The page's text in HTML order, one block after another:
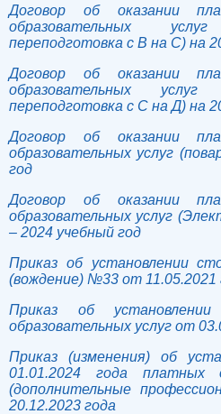
Договор об оказании
образовательных
переподготовка с В на С) на
Договор об оказании
образовательных
переподготовка с С на Д) на
Договор об оказании
образовательных услуг
год
Договор об оказании
образовательных услуг
– 2024 учебный год
Приказ об установлении
(вождение) №33 от
Приказ об
образовательных услуг от
Приказ (изменения) об
01.01.2024 года платных
(дополнительные
20.12.2023 года